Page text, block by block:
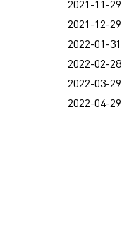
2021-11-29
2021-12-29
2022-01-31
2022-02-28
2022-03-29
2022-04-29